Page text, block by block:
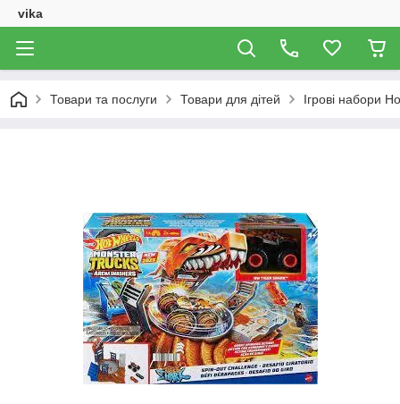
vika
Товари та послуги Товари для дітей Ігрові набори